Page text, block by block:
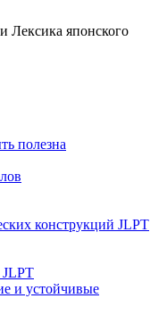
Лексика японского
полезна
конструкций JLPT
и устойчивые